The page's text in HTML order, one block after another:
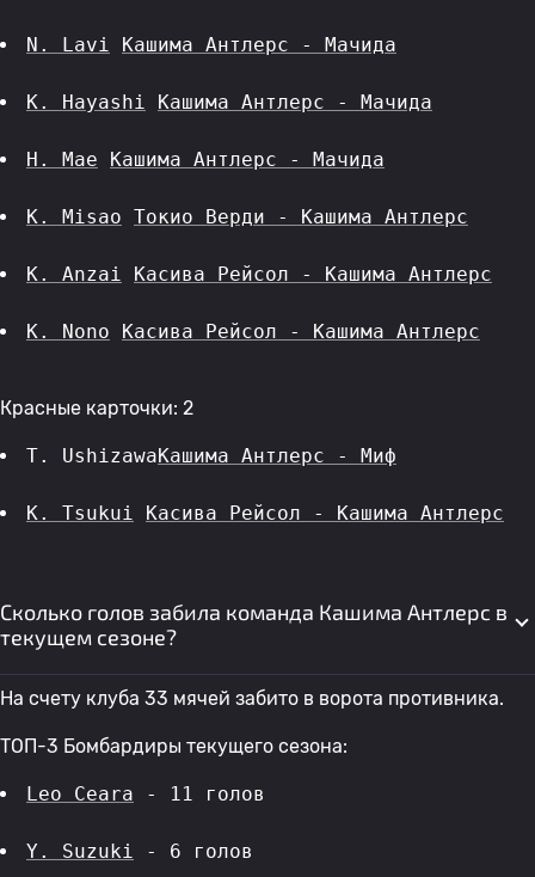
N. Lavi Кашима Антлерс - Мачида
K. Hayashi Кашима Антлерс - Мачида
H. Mae Кашима Антлерс - Мачида
K. Misao Токио Верди - Кашима Антлерс
K. Anzai Касива Рейсол - Кашима Антлерс
K. Nono Касива Рейсол - Кашима Антлерс
Красные карточки: 2
T. UshizawaКашима Антлерс - Миф
K. Tsukui Касива Рейсол - Кашима Антлерс
Сколько голов забила команда Кашима Антлерс в
текущем сезоне?
На счету клуба 33 мячей забито в ворота противника.
ТОП-3 Бомбардиры текущего сезона:
Leo Ceara - 11 голов
Y. Suzuki - 6 голов